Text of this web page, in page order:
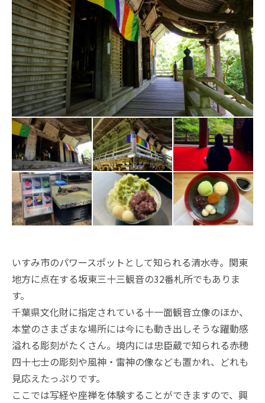
いすみ市のパワースポットとして知られる清水寺。関東
地方に点在する坂東三十三観音の32番札所でもありま
す。
千葉県文化財に指定されている十一面観音立像のほか、
本堂のさまざまな場所には今にも動き出しそうな躍動感
溢れる彫刻がたくさん。境内には忠臣蔵で知られる赤穂
四十七士の彫刻や風神・雷神の像なども置かれ、どれも
見応えたっぷりです。
ここでは写経や座禅を体験することができますので、興